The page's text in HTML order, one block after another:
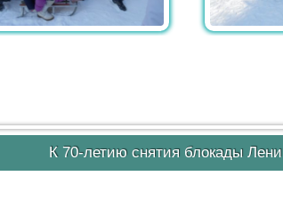
К 70-летию снятия блокады